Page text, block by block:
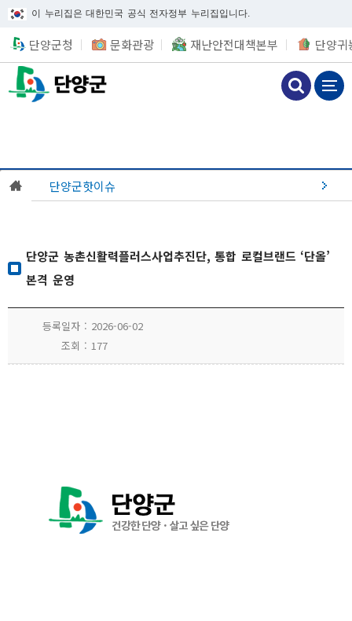
이 누리집은 대한민국 공식 전자정부 누리집입니다.
단양군청 문화관광 재난안전대책본부 단양귀
단양군핫이슈
단양군 농촌신활력플러스사업추진단, 통합 로컬브랜드 ‘단올’
본격 운영
등록일자
2026-06-02
조회
177